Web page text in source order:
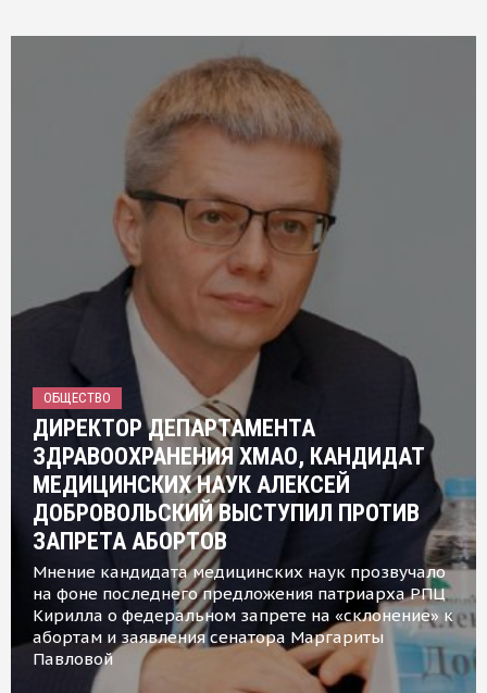
ОБЩЕСТВО
ДИРЕКТОР ДЕПАРТАМЕНТА
ЗДРАВООХРАНЕНИЯ ХМАО, КАНДИДАТ
МЕДИЦИНСКИХ НАУК АЛЕКСЕЙ
ДОБРОВОЛЬСКИЙ ВЫСТУПИЛ ПРОТИВ
ЗАПРЕТА АБОРТОВ
Мнение кандидата медицинских наук прозвучало
на фоне последнего предложения патриарха РПЦ
Кирилла о федеральном запрете на «склонение» к
абортам и заявления сенатора Маргариты
Павловой